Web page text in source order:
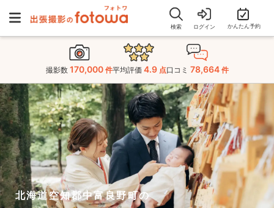
検索 ログイン かんたん予約
撮影数 170,000 件平均評価 4.9 点口コミ 78,664 件
北海道空知郡中富良野町の